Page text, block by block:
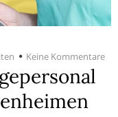
Keine Kommentare